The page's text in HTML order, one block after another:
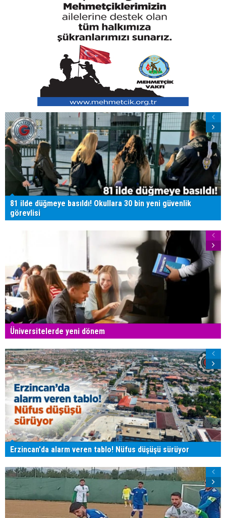
81 ilde düğmeye basıldı! Okullara 30 bin yeni güvenlik
görevlisi
Üniversitelerde yeni dönem
Erzincan'da alarm veren tablo! Nüfus düşüşü sürüyor